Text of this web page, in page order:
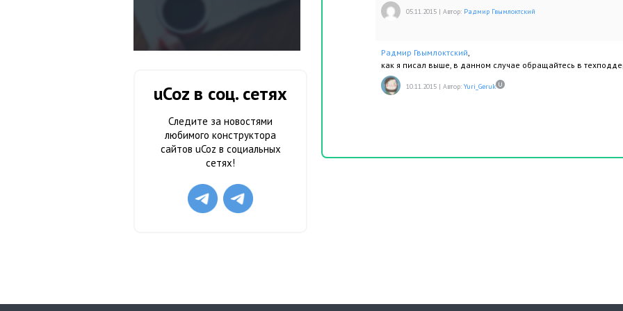
uCoz в соц. сетях
Следите за новостями
любимого конструктора
сайтов uCoz в социальных
сетях!
05.11.2015 | Автор: Радмир Гвымлоктский
Радмир Гвымлоктский,
как я писал выше, в данном случае обращайтесь в
10.11.2015 | Автор: Yuri_Geruk